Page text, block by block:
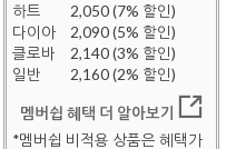
하트
2,050 (7% 할인)
다이아
2,090 (5% 할인)
클로바
2,140 (3% 할인)
일반
2,160 (2% 할인)
멤버쉽 혜택 더 알아보기
*멤버쉽 비적용 상품은 혜택가